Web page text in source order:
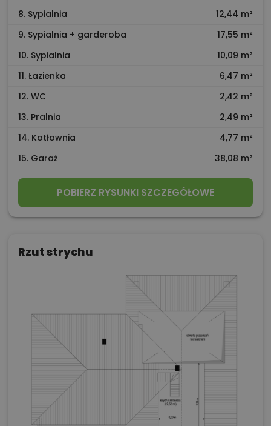
8. Sypialnia
12,44 m²
9. Sypialnia + garderoba
17,55 m²
10. Sypialnia
10,09 m²
11. Łazienka
6,47 m²
12. WC
2,42 m²
13. Pralnia
2,49 m²
14. Kotłownia
4,77 m²
15. Garaż
38,08 m²
POBIERZ RYSUNKI SZCZEGÓŁOWE
Rzut strychu